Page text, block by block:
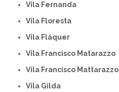
Vila Fernanda
Vila Floresta
Vila Fláquer
Vila Francisco Matarazzo
Vila Francisco Mattarazzo
Vila Gilda